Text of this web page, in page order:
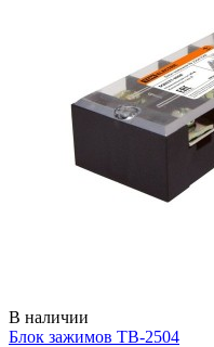
В наличии
Блок зажимов ТВ-2504